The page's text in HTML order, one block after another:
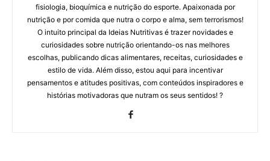
fisiologia, bioquímica e nutrição do esporte. Apaixonada por
nutrição e por comida que nutra o corpo e alma, sem terrorismos!
O intuito principal da Ideias Nutritivas é trazer novidades e
curiosidades sobre nutrição orientando-os nas melhores
escolhas, publicando dicas alimentares, receitas, curiosidades e
estilo de vida. Além disso, estou aqui para incentivar
pensamentos e atitudes positivas, com conteúdos inspiradores e
histórias motivadoras que nutram os seus sentidos! ?